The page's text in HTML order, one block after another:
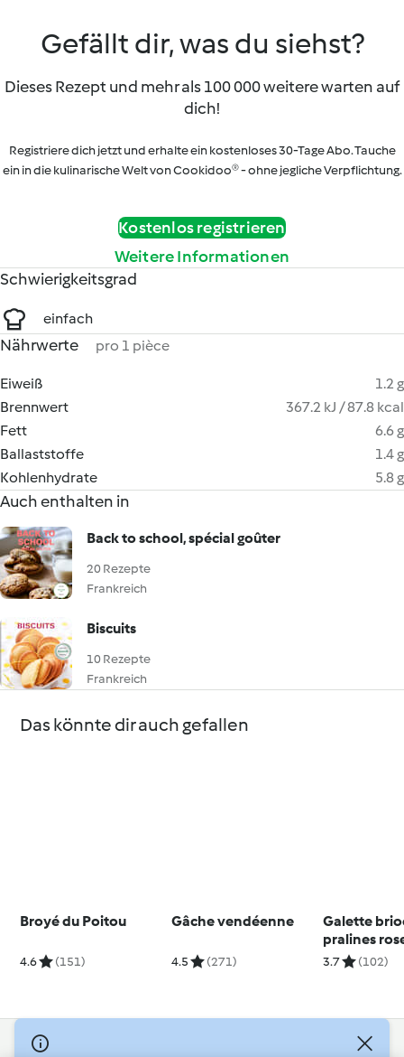
Gefällt dir, was du siehst?
Dieses Rezept und mehr als 100 000 weitere warten auf
dich!
Registriere dich jetzt und erhalte ein kostenloses 30-Tage Abo. Tauche
ein in die kulinarische Welt von Cookidoo® - ohne jegliche Verpflichtung.
Kostenlos registrieren
Weitere Informationen
Schwierigkeitsgrad
einfach
Nährwerte pro 1 pièce
Eiweiß
1.2 g
Brennwert
367.2 kJ / 87.8 kcal
Fett
6.6 g
Ballaststoffe
1.4 g
Kohlenhydrate
5.8 g
Auch enthalten in
Back to school, spécial goûter
20 Rezepte
Frankreich
Biscuits
10 Rezepte
Frankreich
Das könnte dir auch gefallen
Broyé du Poitou
4.6 (151)
Gâche vendéenne
4.5 (271)
Galette
pralines
3.7 (102)
© Copyright 2026